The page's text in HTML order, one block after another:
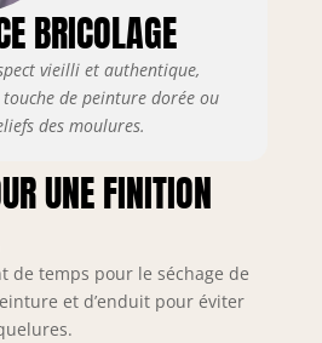
angle. Répondez à
vos besoins
d'alignement sous
différents angles.
【Wide
niveaux Vert 16
lignes laser de
individuellement
par bouton ou
télécommande. Le
prolongée, permet
d'étendre la portée
jusqu’à 50 mètres
avec un récepteur
【Visibilité et
Supérieures】:
Équipé d’un
rouge sous lumière
naturelle, ce laser
garantit une
BRICOLAGE
vieilli et authentique,
de peinture dorée ou
des moulures.
UNE FINITION
de temps pour le séchage de
et d’enduit pour éviter